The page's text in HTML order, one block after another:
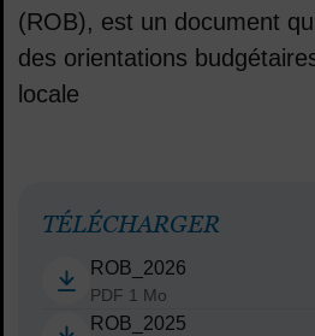
(ROB), est un document
des orientations
locale
TÉLÉCHARGER
ROB_2026
PDF 1 Mo
ROB_2025